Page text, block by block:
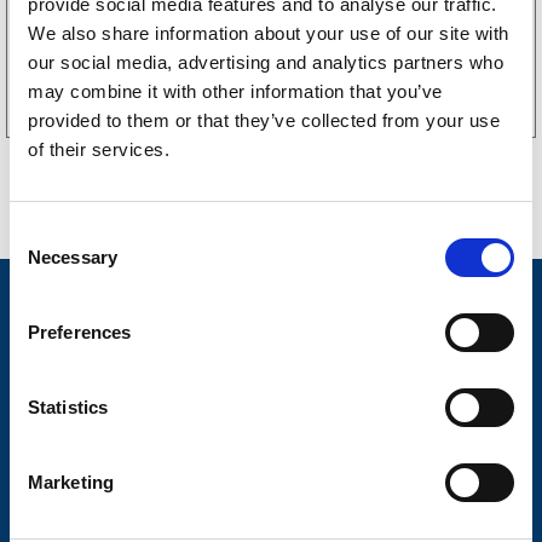
provide social media features and to analyse our traffic.
We also share information about your use of our site with
our social media, advertising and analytics partners who
may combine it with other information that you’ve
provided to them or that they’ve collected from your use
of their services.
o
Necessary
Preferences
Statistics
Marketing
Köp online
Släpvagnsservice
Frågor & Svar
Butikskoncept